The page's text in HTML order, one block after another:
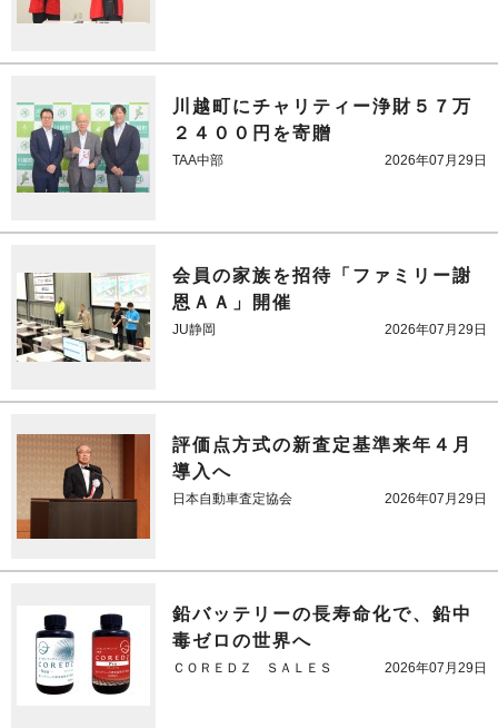
川越町にチャリティー浄財５７万
２４００円を寄贈
TAA中部 2026年07月29日
会員の家族を招待「ファミリー謝
恩ＡＡ」開催
JU静岡 2026年07月29日
評価点方式の新査定基準来年４月
導入へ
日本自動車査定協会 2026年07月29日
鉛バッテリーの長寿命化で、鉛中
毒ゼロの世界へ
ＣＯＲＥＤＺ ＳＡＬＥＳ 2026年07月29日